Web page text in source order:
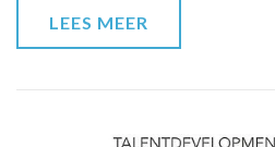
LEES MEER